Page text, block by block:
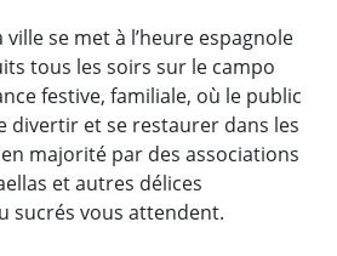
se met à l’heure espagnole
tous les soirs sur le campo
festive, familiale, où le public
divertir et se restaurer dans les
majorité par des associations
et autres délices
sucrés vous attendent.